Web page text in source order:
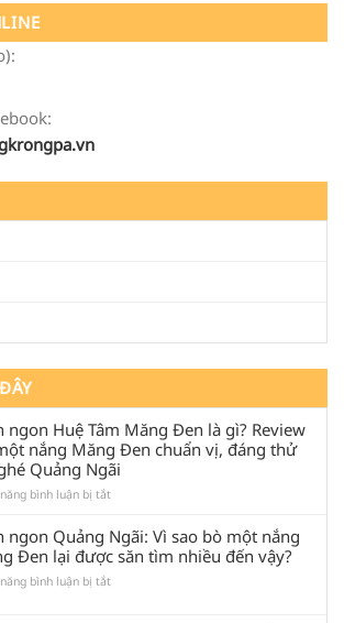
ngon Huệ Tâm Măng Đen là gì? Review
nắng Măng Đen chuẩn vị, đáng thử
Quảng Ngãi
bình luận bị tắtở
ngon
Huệ
Tâm
Măng
ngon Quảng Ngãi: Vì sao bò một nắng
Đen lại được săn tìm nhiều đến vậy?
bình luận bị tắtở